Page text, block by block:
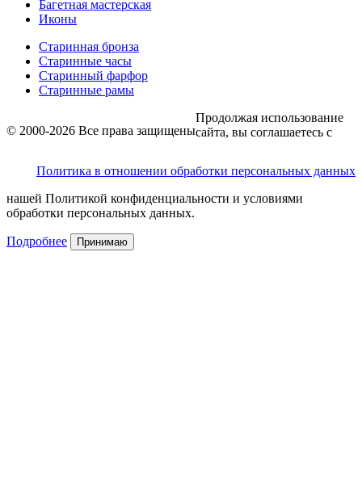
Багетная мастерская
Иконы
Старинная бронза
Старинные часы
Старинный фарфор
Старинные рамы
© 2000-2026 Все права защищены
Политика в отношении обработки персональных данных
Продолжая использование
сайта, вы соглашаетесь с
нашей Политикой конфиденциальности и условиями
обработки персональных данных.
Подробнее Принимаю